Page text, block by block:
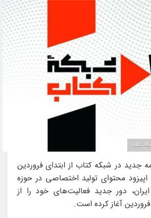
کتاب
جدید در شبکه کتاب از ابتدای فروردین
۱۴۰۴ در قالب ۱۰۰ اپیزود محتوای تولید اختصاصی در حوزه
دور جدید فعالیت‌های خود را از
آغاز کرده است.